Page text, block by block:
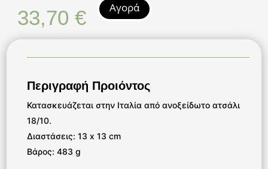
33,70€ Αγορά
Περιγραφή Προιόντος
Κατασκευάζεται στην Ιταλία από ανοξείδωτο ατσάλι
18/10.
Διαστάσεις: 13 x 13 cm
Βάρος: 483 g